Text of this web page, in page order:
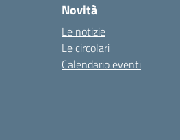
Novità
Le notizie
Le circolari
Calendario eventi